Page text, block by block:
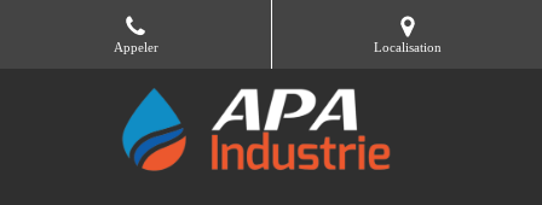
Appeler Localisation